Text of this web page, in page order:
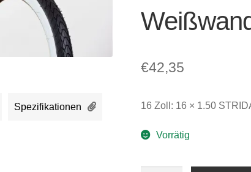
€42,35
16 Zoll: 16 × 1.50
Vorrätig
Spezifikationen